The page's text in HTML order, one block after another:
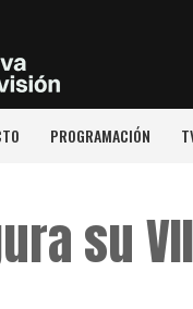
PROGRAMACIÓN
su VII